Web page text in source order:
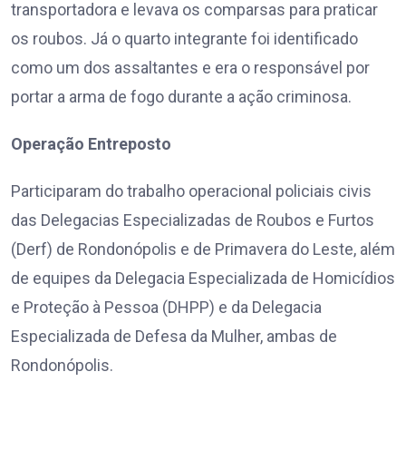
transportadora e levava os comparsas para praticar
os roubos. Já o quarto integrante foi identificado
como um dos assaltantes e era o responsável por
portar a arma de fogo durante a ação criminosa.
Operação Entreposto
Participaram do trabalho operacional policiais civis
das Delegacias Especializadas de Roubos e Furtos
(Derf) de Rondonópolis e de Primavera do Leste, além
de equipes da Delegacia Especializada de Homicídios
e Proteção à Pessoa (DHPP) e da Delegacia
Especializada de Defesa da Mulher, ambas de
Rondonópolis.